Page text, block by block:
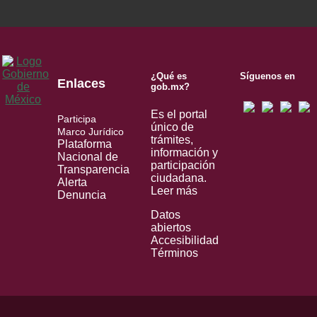
Enlaces
Participa
Marco Jurídico
Plataforma
Nacional de
Transparencia
Alerta
Denuncia
¿Qué es
gob.mx?
Es el portal
único de
trámites,
información y
participación
ciudadana.
Leer más
Datos
abiertos
Accesibilidad
Términos
Síguenos en